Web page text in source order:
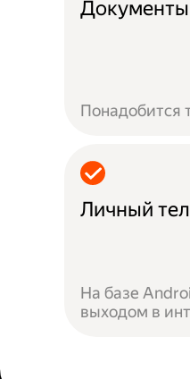
Документы
Понадобится
Личный
На базе
выходом в